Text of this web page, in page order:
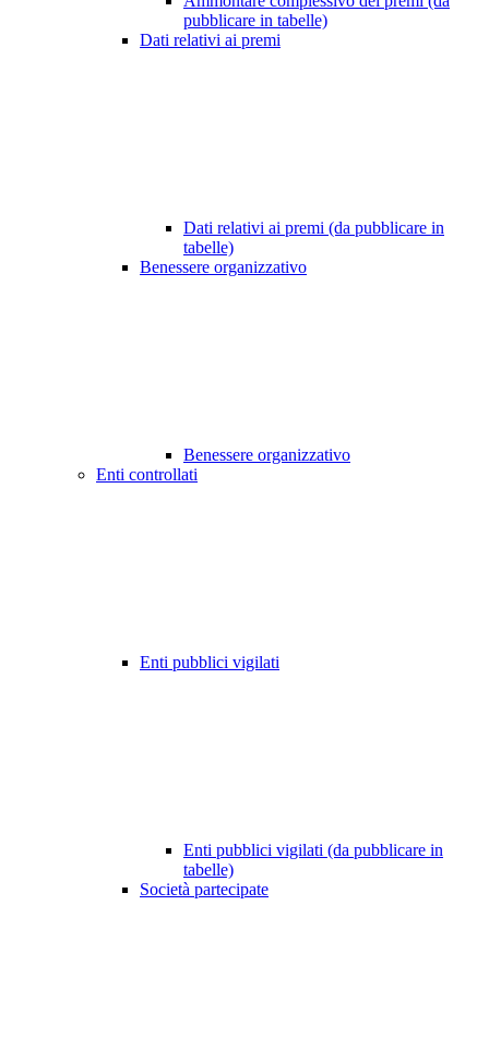
pubblicare in tabelle)
Dati relativi ai premi
Dati relativi ai premi (da pubblicare in
tabelle)
Benessere organizzativo
Benessere organizzativo
Enti controllati
Enti pubblici vigilati
Enti pubblici vigilati (da pubblicare in
tabelle)
Società partecipate